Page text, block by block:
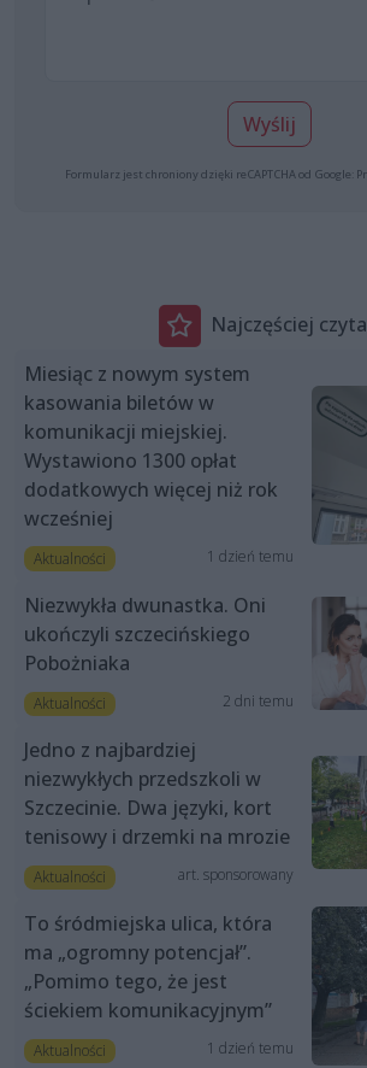
Wyślij
Formularz jest chroniony dzięki reCAPTCHA od Google:
Najczęściej
Miesiąc z nowym system
kasowania biletów w
komunikacji miejskiej.
Wystawiono 1300 opłat
dodatkowych więcej niż rok
wcześniej
Aktualności 1 dzień temu
Niezwykła dwunastka. Oni
ukończyli szczecińskiego
Pobożniaka
Aktualności 2 dni temu
Jedno z najbardziej
niezwykłych przedszkoli w
Szczecinie. Dwa języki, kort
tenisowy i drzemki na mrozie
Aktualności art. sponsorowany
To śródmiejska ulica, która
ma „ogromny potencjał”.
„Pomimo tego, że jest
ściekiem komunikacyjnym”
Aktualności 1 dzień temu